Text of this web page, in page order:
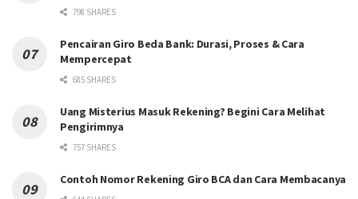
798 SHARES
Pencairan Giro Beda Bank: Durasi, Proses & Cara
Mempercepat
685 SHARES
Uang Misterius Masuk Rekening? Begini Cara Melihat
Pengirimnya
757 SHARES
Contoh Nomor Rekening Giro BCA dan Cara Membacanya